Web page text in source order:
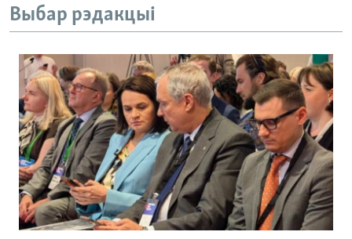
Выбар рэдакцыі